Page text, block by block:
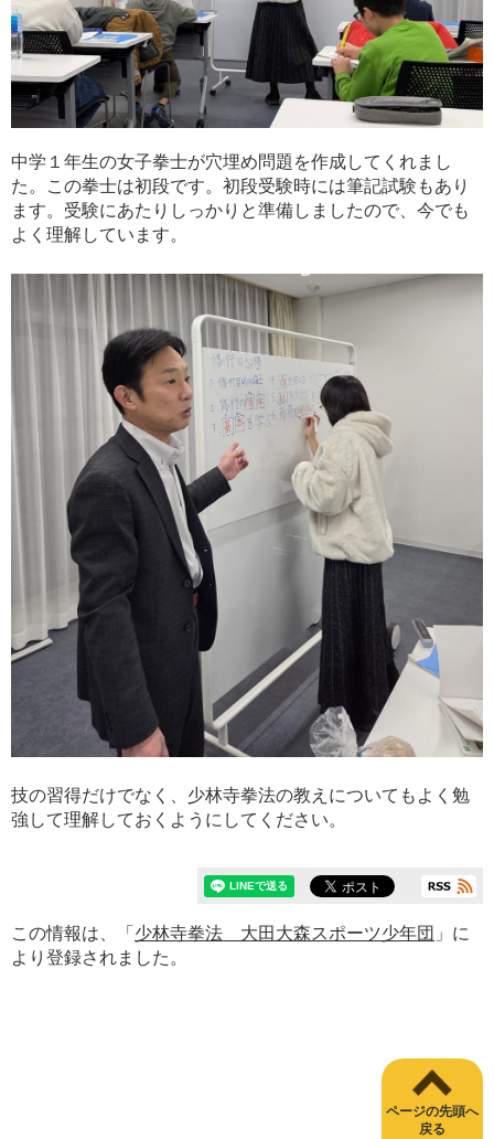
中学１年生の女子拳士が穴埋め問題を作成してくれまし
た。この拳士は初段です。初段受験時には筆記試験もあり
ます。受験にあたりしっかりと準備しましたので、今でも
よく理解しています。
技の習得だけでなく、少林寺拳法の教えについてもよく勉
強して理解しておくようにしてください。
この情報は、「 少林寺拳法 大田大森スポーツ少年団 」に
より登録されました。
ページの先頭へ
戻る